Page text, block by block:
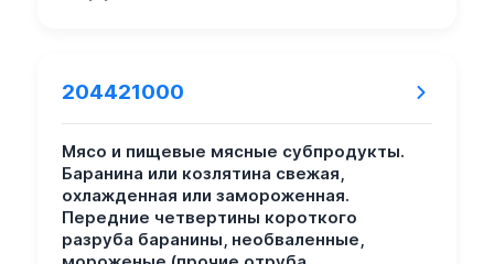
204421000
Мясо и пищевые мясные субпродукты.
Баранина или козлятина свежая,
охлажденная или замороженная.
Передние четвертины короткого
разруба баранины, необваленные,